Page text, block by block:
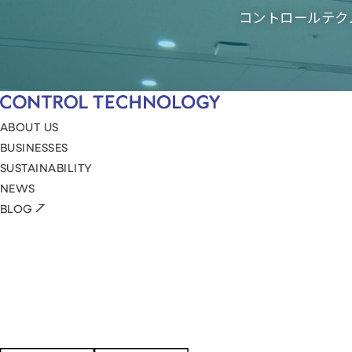
コントロールテ
ABOUT US
BUSINESSES
SUSTAINABILITY
NEWS
BLOG